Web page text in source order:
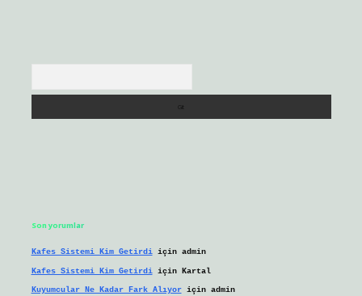
Son yorumlar
Kafes Sistemi Kim Getirdiiçin admin
Kafes Sistemi Kim Getirdiiçin Kartal
Kuyumcular Ne Kadar Fark Alıyoriçin admin